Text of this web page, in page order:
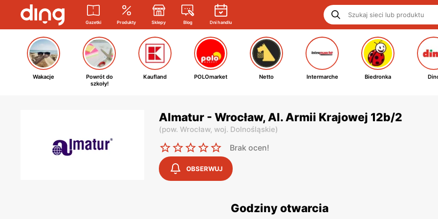
Gazetki Produkty Sklepy Blog Dni handlu
Wakacje
Powrót do
szkoły!
Kaufland POLOmarket Netto Intermarche Biedronka
Almatur - Wrocław, Al. Armii Krajowej 12b/2
(pow. Wrocław, woj. Dolnośląskie)
Brak ocen!
OBSERWUJ
Godziny otwarcia